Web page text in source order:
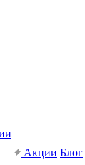
Акции Блог